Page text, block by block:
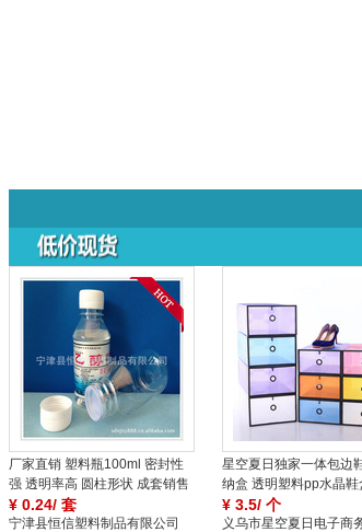
厂家直销 塑料瓶100ml 密封性
强 透明率高 圆柱形状 成套销售
¥ 0.24/ 套
宁津县恒信塑料制品有限公司
星空夏日独家一体包边
纳盒 透明塑料pp水晶鞋
女鞋
¥ 3.5/ 个
义乌市星空夏日电子商